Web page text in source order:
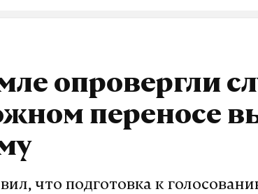
опровергли
переносе
что подготовка к